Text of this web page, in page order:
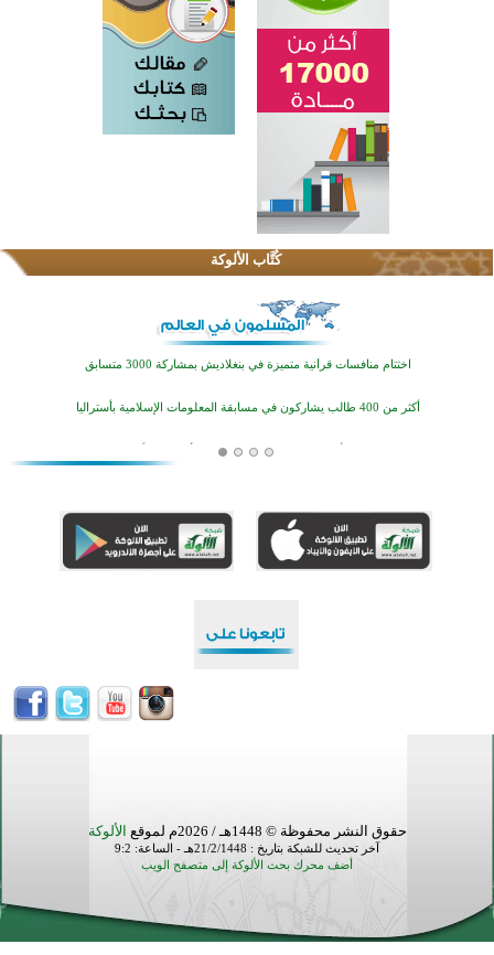
كُتَّاب الألوكة
اختتام الدورة التاسعة لمسابقة حفظ وتلاوة القرآن الكريم في أزناكاييف
تيسليتش تختتم برنامجا تعليميا لتعزيز القيم وبناء الشخصية للشباب المسلمين
اختتام منافسات قرآنية متميزة في بنغلاديش بمشاركة 3000 متسابق
أكثر من 400 طالب يشاركون في مسابقة المعلومات الإسلامية بأستراليا
افتتاح تاريخي لأول مسجد في بلييفليا بالجبل الأسود منذ أكثر من قرن
أكبر مشروع إسلامي في ريف أستراليا يفتتح أبوابه بعد سنوات من العمل والعطاء
اختتام منافسات قرآنية متميزة في بنغلاديش بمشاركة 3000 متسابق
حقوق النشر محفوظة © 1448هـ / 2026م لموقع الألوكة
آخر تحديث للشبكة بتاريخ : 21/2/1448هـ - الساعة: 9:2
أضف محرك بحث الألوكة إلى متصفح الويب